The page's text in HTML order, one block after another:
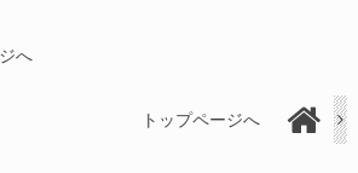
へ
トップページへ